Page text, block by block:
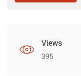
Views
395